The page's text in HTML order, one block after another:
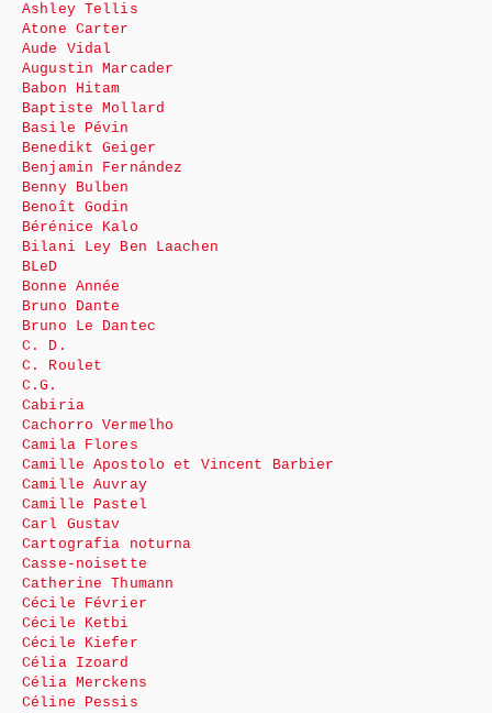
Ashley Tellis
Atone Carter
Aude Vidal
Augustin Marcader
Babon Hitam
Baptiste Mollard
Basile Pévin
Benedikt Geiger
Benjamin Fernández
Benny Bulben
Benoît Godin
Bérénice Kalo
Bilani Ley Ben Laachen
BLeD
Bonne Année
Bruno Dante
Bruno Le Dantec
C. D.
C. Roulet
C.G.
Cabiria
Cachorro Vermelho
Camila Flores
Camille Apostolo et Vincent Barbier
Camille Auvray
Camille Pastel
Carl Gustav
Cartografia noturna
Casse-noisette
Catherine Thumann
Cécile Février
Cécile Ketbi
Cécile Kiefer
Célia Izoard
Célia Merckens
Céline Pessis